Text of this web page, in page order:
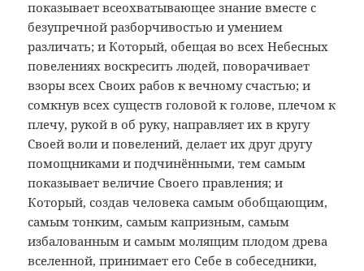
показывает всеохватывающее знание вместе с
безупречной разборчивостью и умением
различать; и Который, обещая во всех Небесных
повелениях воскресить людей, поворачивает
взоры всех Своих рабов к вечному счастью; и
сомкнув всех существ головой к голове, плечом к
плечу, рукой в об руку, направляет их в кругу
Своей воли и повелений, делает их друг другу
помощниками и подчинёнными, тем самым
показывает величие Своего правления; и
Который, создав человека самым обобщающим,
самым тонким, самым капризным, самым
избалованным и самым молящим плодом древа
вселенной, принимает его Себе в собеседники,